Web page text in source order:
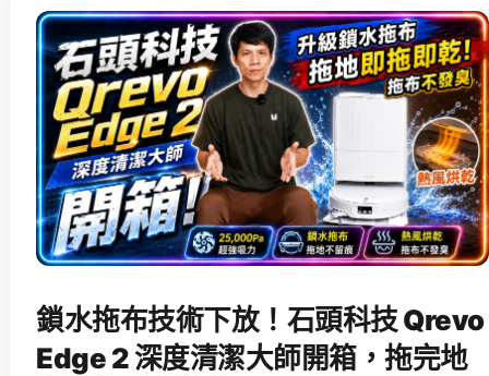
鎖水拖布技術下放！石頭科技 Qrevo
Edge 2 深度清潔大師開箱，拖完地